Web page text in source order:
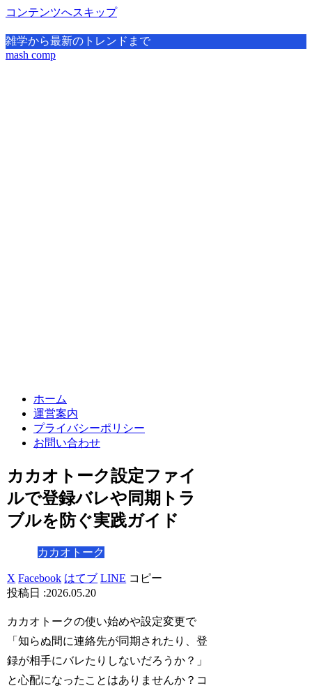
コンテンツへスキップ
雑学から最新のトレンドまで
mash comp
ホーム
運営案内
プライバシーポリシー
お問い合わせ
カカオトーク設定ファイ
ルで登録バレや同期トラ
ブルを防ぐ実践ガイド
カカオトーク
X Facebook はてブ LINE コピー
2026.05.20
カカオトークの使い始めや設定変更で
「知らぬ間に連絡先が同期されたり、登
録が相手にバレたりしないだろうか？」
と心配になったことはありませんか？コ